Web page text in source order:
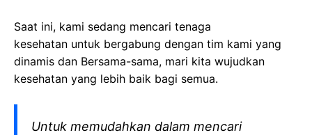
Saat ini, kami sedang mencari tenaga
kesehatan untuk bergabung dengan tim kami yang
dinamis dan Bersama-sama, mari kita wujudkan
kesehatan yang lebih baik bagi semua.
Untuk memudahkan dalam mencari